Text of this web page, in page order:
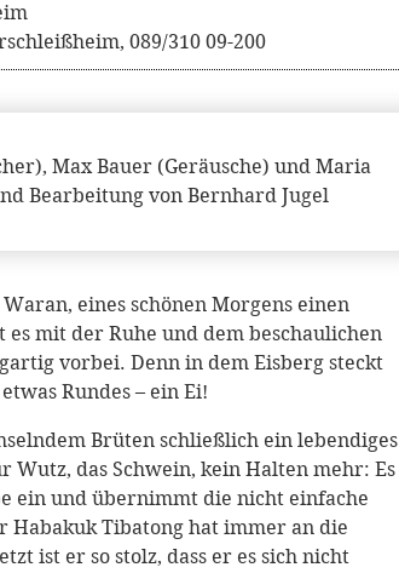
089/310 09-200
Max Bauer (Geräusche) und Maria
Bearbeitung von Bernhard Jugel
eines schönen Morgens einen
es mit der Ruhe und dem beschaulichen
vorbei. Denn in dem Eisberg steckt
Rundes – ein Ei!
Brüten schließlich ein lebendiges
Wutz, das Schwein, kein Halten mehr: Es
ein und übernimmt die nicht einfache
Habakuk Tibatong hat immer an die
ist er so stolz, dass er es sich nicht